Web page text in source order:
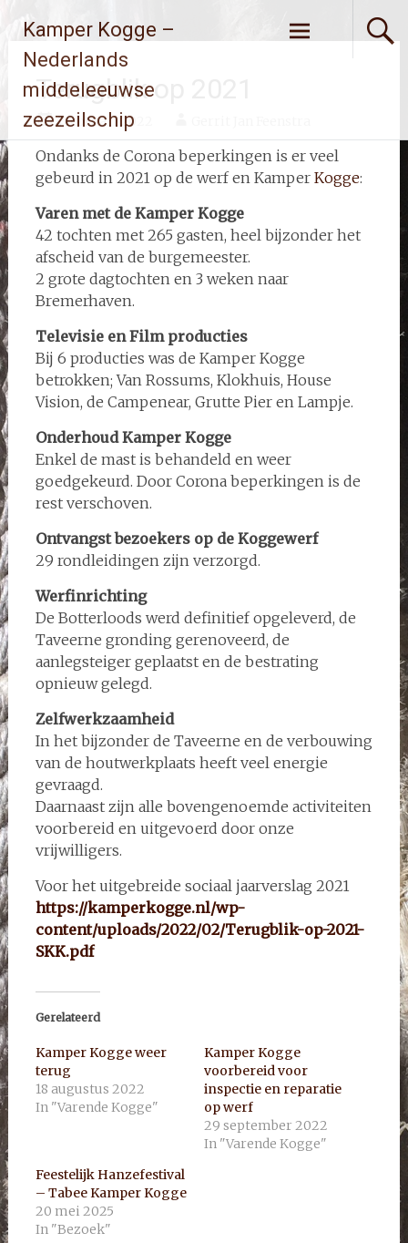
naarKamper Kogge –
Nederlands
middeleeuwse
zeezeilschip
Terugblik op 2021
4 februari 2022
Ondanks de Corona beperkingen is er veel
gebeurd in 2021 op de werf en Kamper Kogge:
Varen met de Kamper Kogge
42 tochten met 265 gasten, heel bijzonder het
afscheid van de burgemeester.
2 grote dagtochten en 3 weken naar
Bremerhaven.
Televisie en Film producties
Bij 6 producties was de Kamper Kogge
betrokken; Van Rossums, Klokhuis, House
Vision, de Campenear, Grutte Pier en Lampje.
Onderhoud Kamper Kogge
Enkel de mast is behandeld en weer
goedgekeurd. Door Corona beperkingen is de
rest verschoven.
Ontvangst bezoekers op de Koggewerf
29 rondleidingen zijn verzorgd.
Werfinrichting
De Botterloods werd definitief opgeleverd, de
Taveerne gronding gerenoveerd, de
aanlegsteiger geplaatst en de bestrating
opnieuw gelegd.
Zelfwerkzaamheid
In het bijzonder de Taveerne en de verbouwing
van de houtwerkplaats heeft veel energie
gevraagd.
Daarnaast zijn alle bovengenoemde activiteiten
voorbereid en uitgevoerd door onze
vrijwilligers.
Voor het uitgebreide sociaal jaarverslag 2021
https://kamperkogge.nl/wp-
content/uploads/2022/02/Terugblik-op-2021-
SKK.pdf
Gerelateerd
Kamper Kogge weer
terug
18 augustus 2022
In "Varende Kogge"
Kamper Kogge
voorbereid voor
inspectie en reparatie
op werf
29 september 2022
In "Varende Kogge"
Feestelijk Hanzefestival
– Tabee Kamper Kogge
20 mei 2025
In "Bezoek"